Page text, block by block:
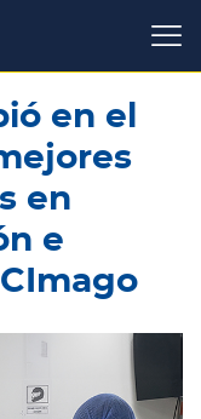
en el
en
e